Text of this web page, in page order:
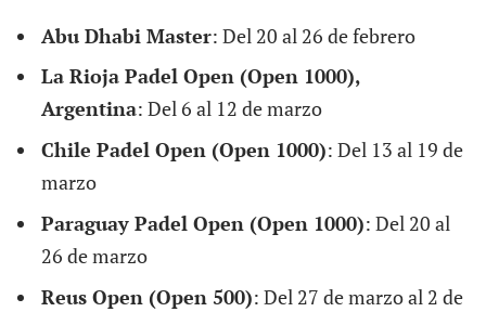
Abu Dhabi Master: Del 20 al 26 de febrero
La Rioja Padel Open (Open 1000),
Argentina: Del 6 al 12 de marzo
Chile Padel Open (Open 1000): Del 13 al 19 de
marzo
Paraguay Padel Open (Open 1000): Del 20 al
26 de marzo
Reus Open (Open 500): Del 27 de marzo al 2 de